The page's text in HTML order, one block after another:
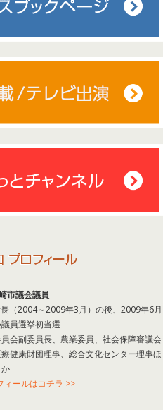
市議会議員
（2004～2009年3月）の後、2009年6月
員選挙初当選
会副委員長、農業委員、社会保障審議会
健康財団理事、総合文化センター理事ほ
か
ィールはコチラ >>